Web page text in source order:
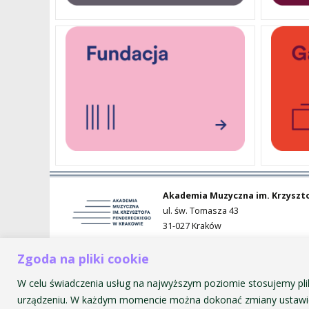
Zgoda na pliki cookie
W celu świadczenia usług na najwyższym poziomie stosujemy
urządzeniu. W każdym momencie można dokonać zmiany
PENDERECKI ACADEMY
STUDENT DORMITORY
Akademia Muzyczna im.
ul. św. Tomasza 43
31-027 Kraków